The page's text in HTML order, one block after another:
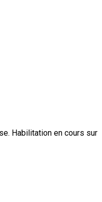
Habilitation en cours sur